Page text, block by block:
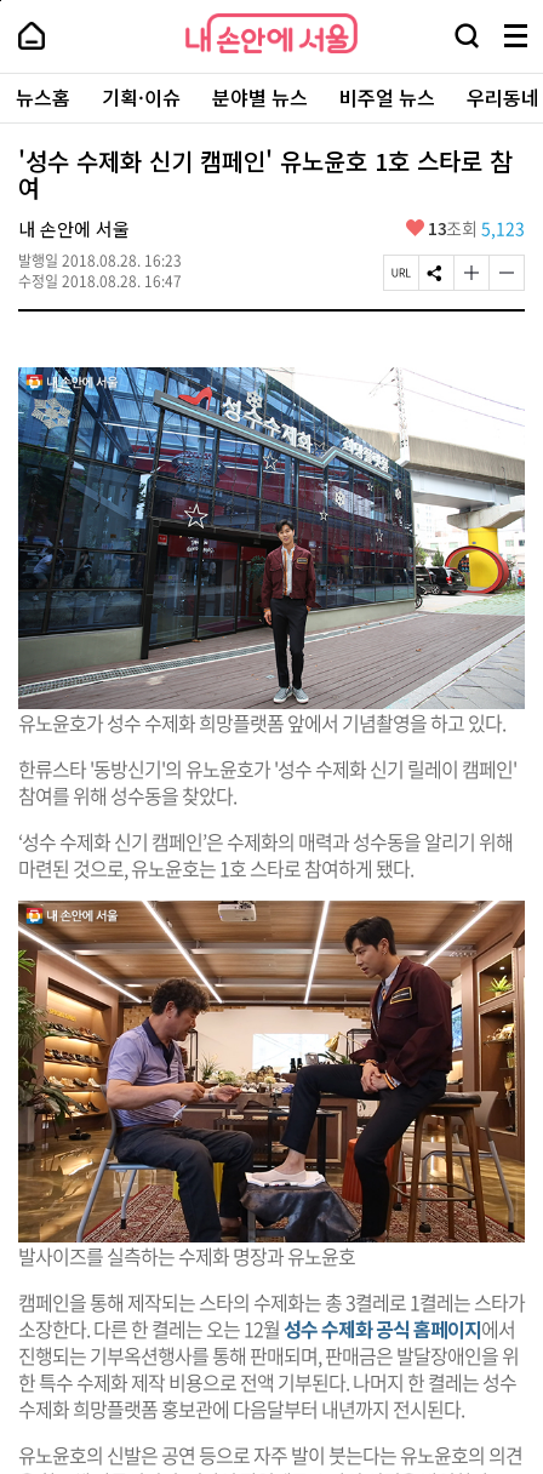
본
로
가
내
손
안
에
서
울
-
서
울
시
대
표
소
통
포
내
손
에
울
검
창
열
기
메
뉴
전
체
보
주
요
서
뉴스홈 기획·이슈 분야별 뉴스 비주얼 뉴스 우리동
'성수 수제화 신기 캠페인' 유노윤호 1호 스타로 참
여
내 손안에 서울
발행일 2018.08.28. 16:23
수정일 2018.08.28. 16:47
좋
요
13조회 5,123
페
이
R
L
복
사
S
N
하
기
글
자
변
경
하
기
글
자
변
경
기
유노윤호가 성수 수제화 희망플랫폼 앞에서 기념촬영을 하고 있다.
한류스타 '동방신기'의 유노윤호가 '성수 수제화 신기 릴레이 캠페인'
참여를 위해 성수동을 찾았다.
‘성수 수제화 신기 캠페인’은 수제화의 매력과 성수동을 알리기 위해
마련된 것으로, 유노윤호는 1호 스타로 참여하게 됐다.
발사이즈를 실측하는 수제화 명장과 유노윤호
캠페인을 통해 제작되는 스타의 수제화는 총 3켤레로 1켤레는 스타가
소장한다. 다른 한 켤레는 오는 12월성수 수제화 공식 홈페이지에서
진행되는 기부옥션행사를 통해 판매되며, 판매금은 발달장애인을 위
한 특수 수제화 제작 비용으로 전액 기부된다. 나머지 한 켤레는 성수
수제화 희망플랫폼 홍보관에 다음달부터 내년까지 전시된다.
유노윤호의 신발은 공연 등으로 자주 발이 붓는다는 유노윤호의 의견
페
상
단
로